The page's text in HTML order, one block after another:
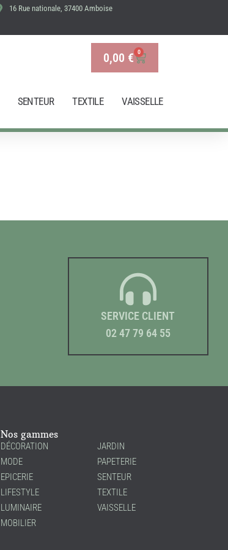
16 Rue nationale, 37400 Amboise
0,00 € 0
Panier
SENTEUR TEXTILE VAISSELLE
SERVICE CLIENT
02 47 79 64 55
Nos gammes
DÉCORATION
MODE
EPICERIE
LIFESTYLE
LUMINAIRE
MOBILIER
JARDIN
PAPETERIE
SENTEUR
TEXTILE
VAISSELLE